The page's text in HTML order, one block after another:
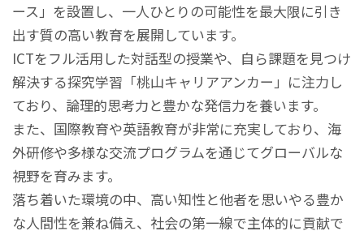
ース」を設置し、一人ひとりの可能性を最大限に引き
出す質の高い教育を展開しています。
ICTをフル活用した対話型の授業や、自ら課題を見つけ
解決する探究学習「桃山キャリアアンカー」に注力し
ており、論理的思考力と豊かな発信力を養います。
また、国際教育や英語教育が非常に充実しており、海
外研修や多様な交流プログラムを通じてグローバルな
視野を育みます。
落ち着いた環境の中、高い知性と他者を思いやる豊か
な人間性を兼ね備え、社会の第一線で主体的に貢献で